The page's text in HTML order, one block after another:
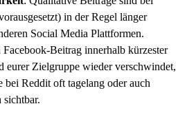
in der Regel länger
Social Media Plattformen.
Beitrag innerhalb kürzester
eurer Zielgruppe wieder verschwindet,
bei Reddit oft tagelang oder auch